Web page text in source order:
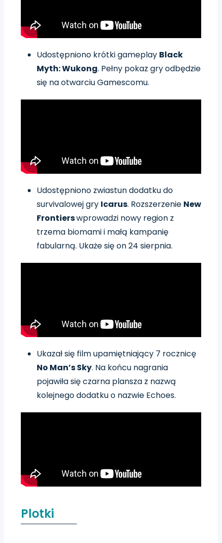
Udostępniono krótki gameplay Black
Myth: Wukong. Pełny pokaz gry odbędzie
się na otwarciu Gamescomu.
Udostępniono zwiastun dodatku do
survivalowej gry Icarus. Rozszerzenie New
Frontierswprowadzi nowy region z
trzema biomami i małą kampanię
fabularną. Ukaże się on 24 sierpnia.
Ukazał się film upamiętniający 7 rocznicę
No Man’s Sky. Na końcu nagrania
pojawiła się czarna plansza z nazwą
kolejnego dodatku o nazwie Echoes.
Plotki